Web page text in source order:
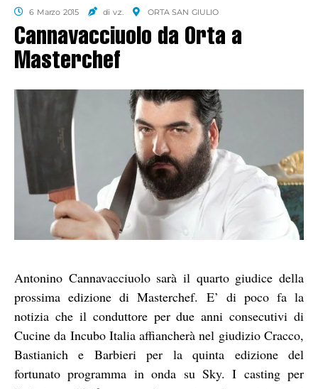
6 Marzo 2015 di v.z. ORTA SAN GIULIO
Cannavacciuolo da Orta a
Masterchef
Antonino Cannavacciuolo sarà il quarto giudice della
prossima edizione di Masterchef. E’ di poco fa la
notizia che il conduttore per due anni consecutivi di
Cucine da Incubo Italia affiancherà nel giudizio Cracco,
Bastianich e Barbieri per la quinta edizione del
fortunato programma in onda su Sky. I casting per